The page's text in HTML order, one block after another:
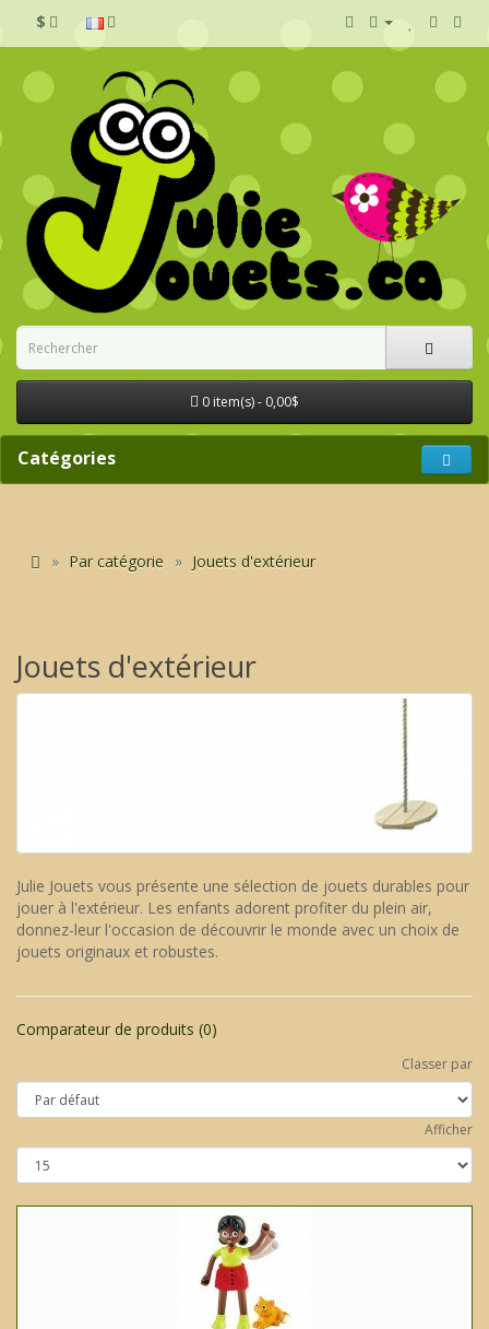
$
0 item(s) - 0,00$
Catégories
Par catégorie Jouets d'extérieur
Jouets d'extérieur
Julie Jouets vous présente une sélection de jouets durables pour
jouer à l'extérieur. Les enfants adorent profiter du plein air,
donnez-leur l'occasion de découvrir le monde avec un choix de
jouets originaux et robustes.
Comparateur de produits (0)
Classer par
Afficher